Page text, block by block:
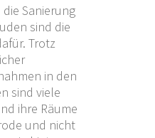
Sanierung
sind die
Trotz
in den
sind viele
ihre Räume
und nicht